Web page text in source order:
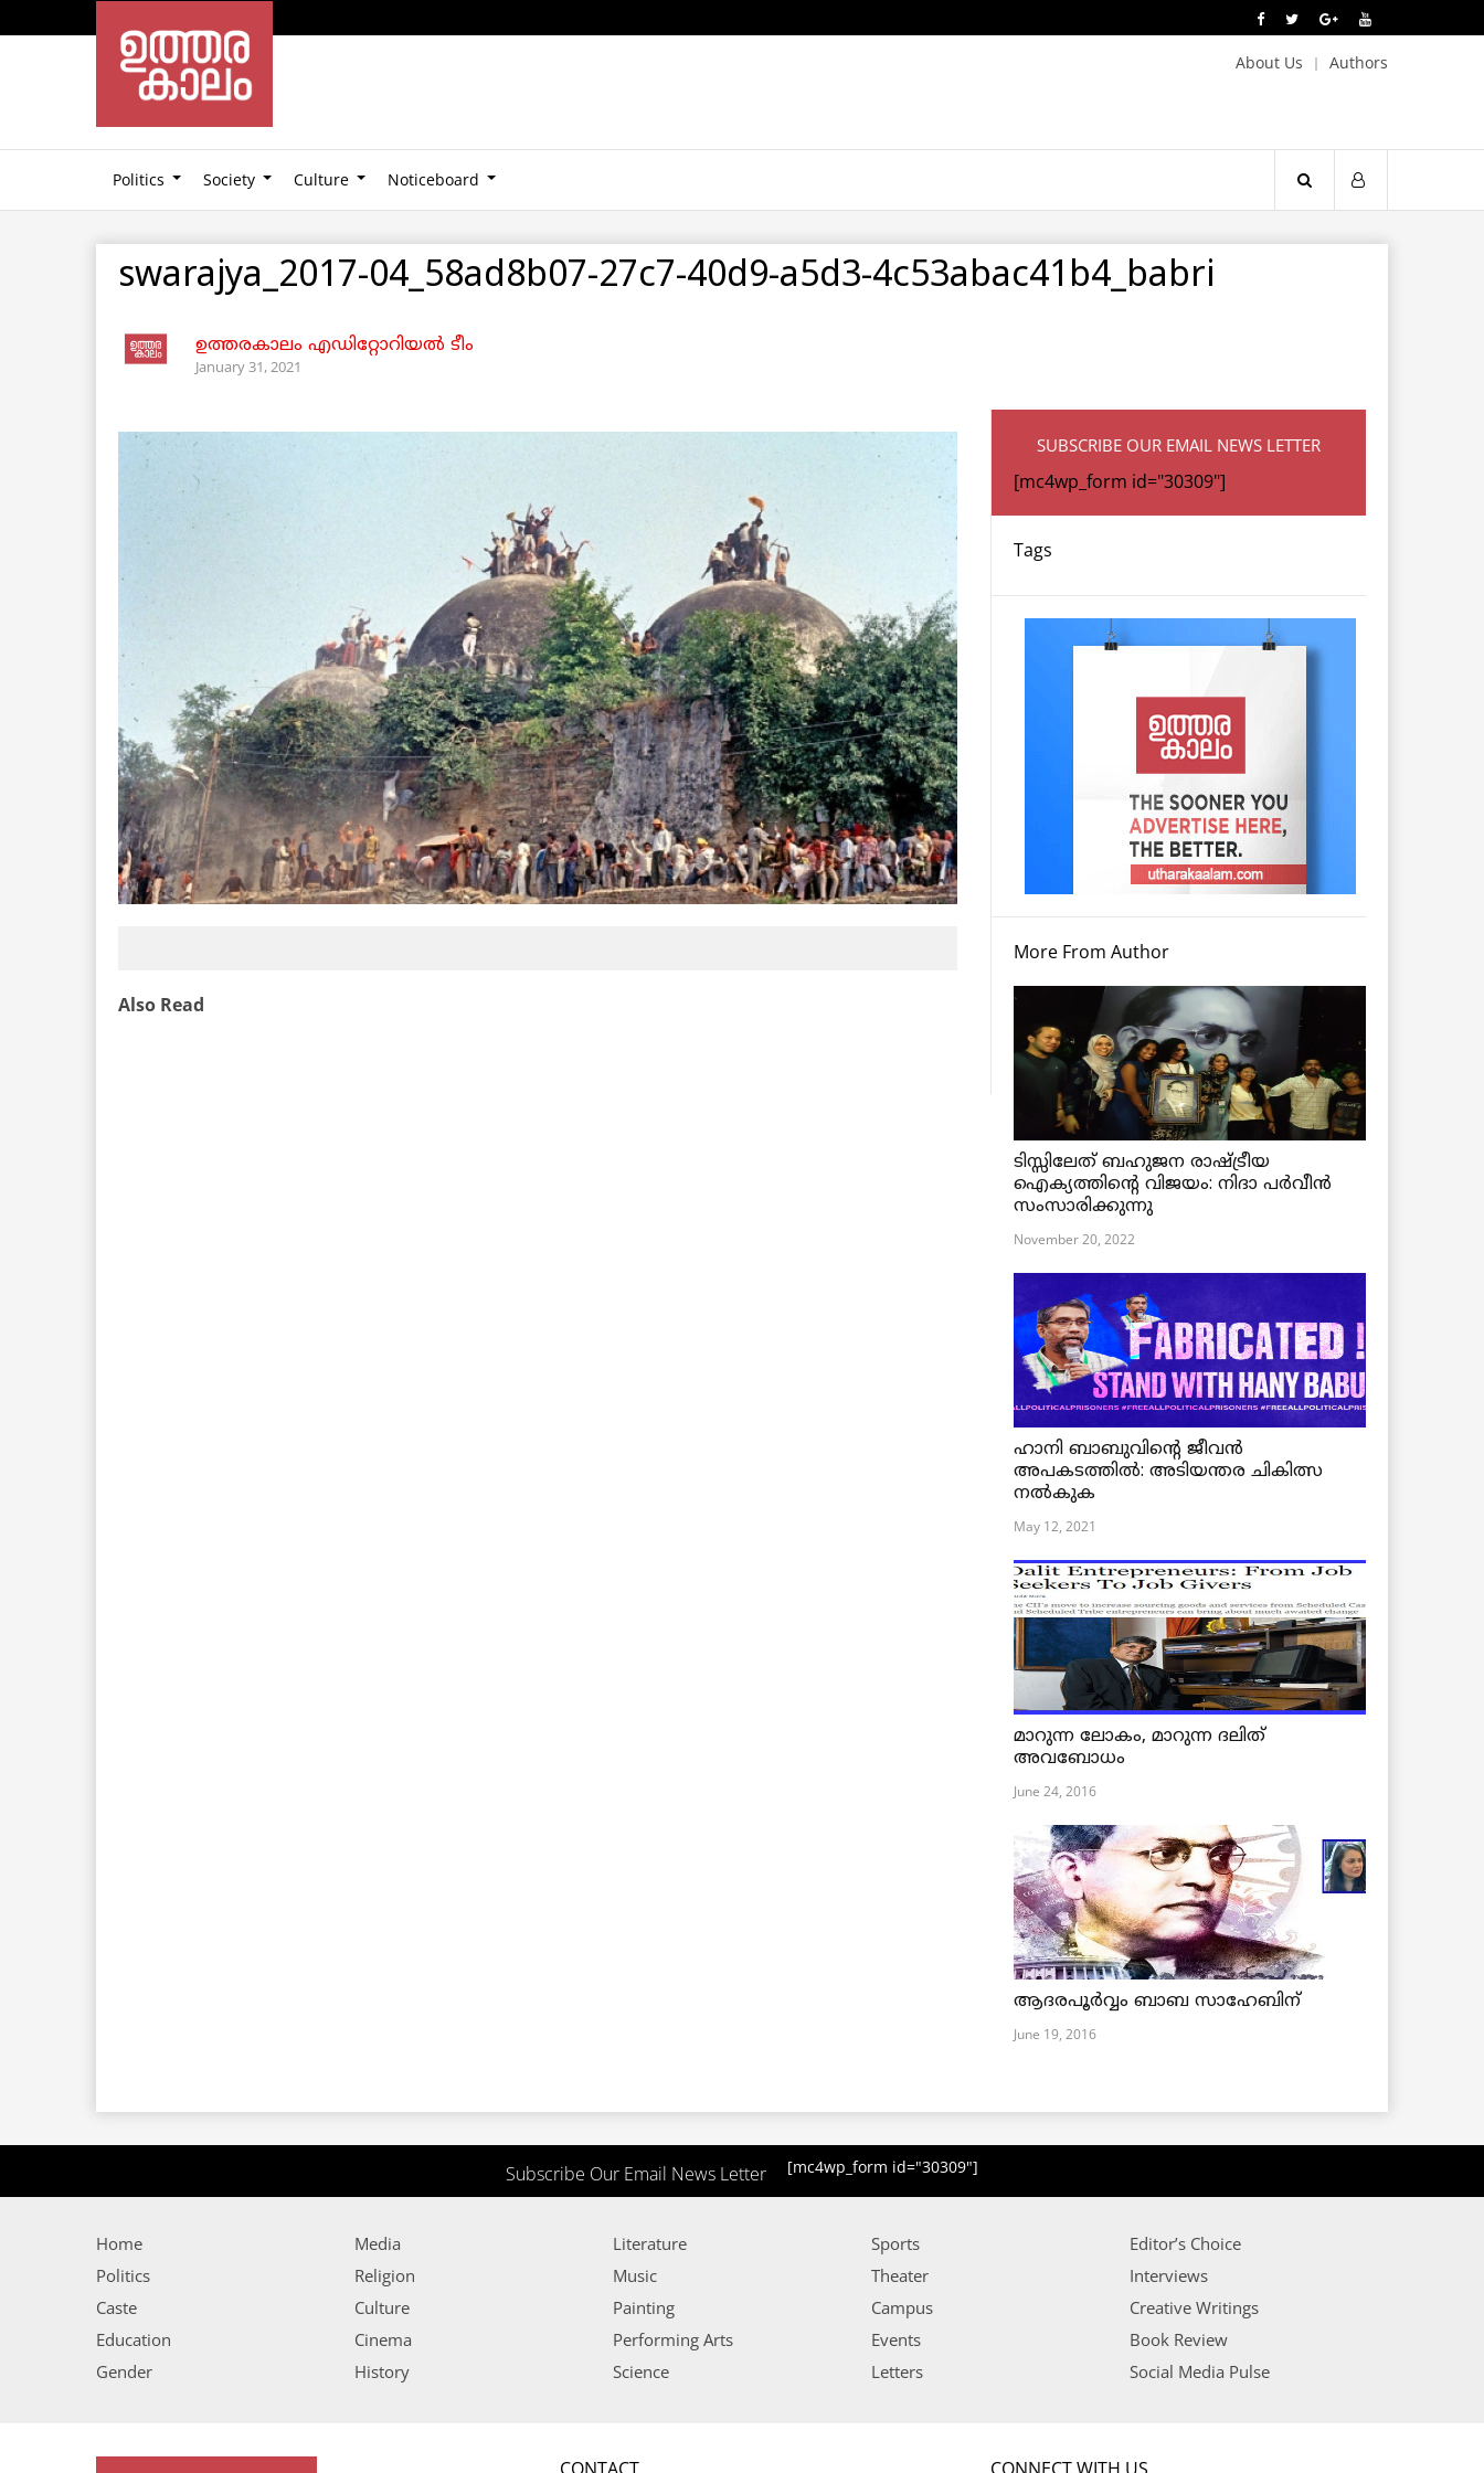
About Us Authors
Politics Society Culture Noticeboard
swarajya_2017-04_58ad8b07-27c7-40d9-a5d3-4c53abac41b4_babri
ഉത്തരകാലം എഡിറ്റോറിയല്‍ ടീം
January 31, 2021
Also Read
SUBSCRIBE OUR EMAIL NEWS LETTER
[mc4wp_form id="30309"]
Tags
More From Author
ടിസ്സിലേത് ബഹുജന രാഷ്ട്രീയ
ഐക്യത്തിന്റെ വിജയം: നിദാ പർവീൻ
സംസാരിക്കുന്നു
November 20, 2022
ഹാനി ബാബുവിന്റെ ജീവൻ
അപകടത്തിൽ: അടിയന്തര ചികിത്സ
നൽകുക
May 12, 2021
മാറുന്ന ലോകം, മാറുന്ന ദലിത്
അവബോധം
June 24, 2016
ആദരപൂര്‍വ്വം ബാബ സാഹേബിന്
June 19, 2016
Subscribe Our Email News Letter [mc4wp_form id="30309"]
Home
Politics
Caste
Education
Gender
Media
Religion
Culture
Cinema
History
Literature
Music
Painting
Performing Arts
Science
Sports
Theater
Campus
Events
Letters
Editor’s Choice
Interviews
Creative Writings
Book Review
Social Media Pulse